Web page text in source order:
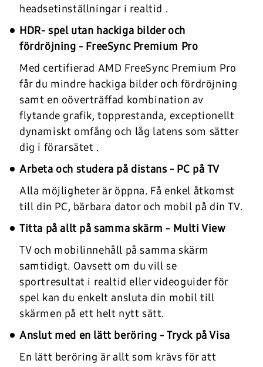
headsetinställningar i realtid .
HDR- spel utan hackiga bilder och
fördröjning - FreeSync Premium Pro
Med certifierad AMD FreeSync Premium Pro
får du mindre hackiga bilder och fördröjning
samt en oöverträffad kombination av
flytande grafik, topprestanda, exceptionellt
dynamiskt omfång och låg latens som sätter
dig i förarsätet .
Arbeta och studera på distans - PC på TV
Alla möjligheter är öppna. Få enkel åtkomst
till din PC, bärbara dator och mobil på din TV.
Titta på allt på samma skärm - Multi View
TV och mobilinnehåll på samma skärm
samtidigt. Oavsett om du vill se
sportresultat i realtid eller videoguider för
spel kan du enkelt ansluta din mobil till
skärmen på ett helt nytt sätt.
Anslut med en lätt beröring - Tryck på Visa
En lätt beröring är allt som krävs för att